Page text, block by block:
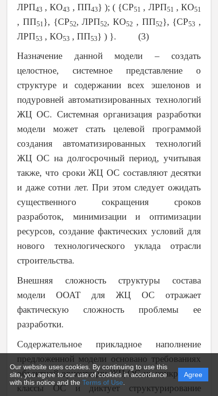
Our website uses cookies. By continuing to use this
site, you agree to our use of cookies in accordance
with this notice and the Terms of Use
Agree
ЛРП43 , КО43 , ПП43} ); ( {СР51 , ЛРП51 , КО51
, ПП51}, {СР52, ЛРП52, КО52 , ПП52}, {СР53 ,
ЛРП53 , КО53 , ПП53} ) }. (3)
Назначение данной модели – создать
целостное, системное представление о
структуре и содержании всех эшелонов и
подуровней автоматизированных технологий
ЖЦ ОС. Системная организация разработки
модели может стать целевой программой
создания автоматизированных технологий
ЖЦ ОС на долгосрочный период, учитывая
также, что сроки ЖЦ ОС составляют десятки
и даже сотни лет. При этом следует ожидать
существенного сокращения сроков
разработок, минимизации и оптимизации
ресурсов, создание фактических условий для
нового технологического уклада отрасли
строительства.
Внешняя сложность структуры состава
модели ООАТ для ЖЦ ОС отражает
фактическую сложность проблемы ее
разработки.
Содержательное прикладное наполнение
предложенной модели основано требованиях
объектной ориентации ЖЦ ОС на конкретные
классы ОС и диктует структурирование